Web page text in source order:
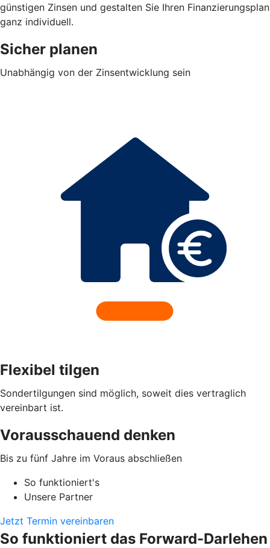
günstigen Zinsen und gestalten Sie Ihren Finanzierungsplan
ganz individuell.
Sicher planen
Unabhängig von der Zinsentwicklung sein
Flexibel tilgen
Sondertilgungen sind möglich, soweit dies vertraglich
vereinbart ist.
Vorausschauend denken
Bis zu fünf Jahre im Voraus abschließen
So funktioniert's
Unsere Partner
Jetzt Termin vereinbaren
So funktioniert das Forward-Darlehen